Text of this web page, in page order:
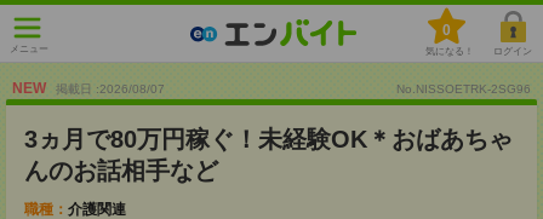
メニュー
0
気になる！ ログイン
NEW 掲載日 :2026/08/07 No.NISSOETRK-2SG96
3ヵ月で80万円稼ぐ！未経験OK＊おばあちゃ
んのお話相手など
職種： 介護関連